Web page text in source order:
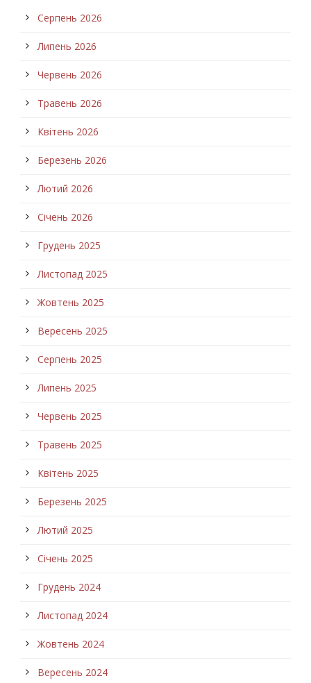
Серпень 2026
Липень 2026
Червень 2026
Травень 2026
Квітень 2026
Березень 2026
Лютий 2026
Січень 2026
Грудень 2025
Листопад 2025
Жовтень 2025
Вересень 2025
Серпень 2025
Липень 2025
Червень 2025
Травень 2025
Квітень 2025
Березень 2025
Лютий 2025
Січень 2025
Грудень 2024
Листопад 2024
Жовтень 2024
Вересень 2024